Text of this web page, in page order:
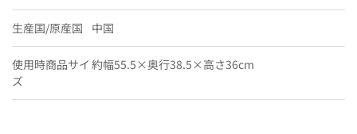
生産国/原産国 中国
使用時商品サイ
ズ
約幅55.5×奥行38.5×高さ36cm